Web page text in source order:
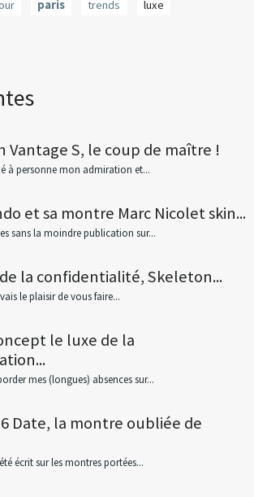
paris trends luxe
Vantage S, le coup de maître !
à personne mon admiration et...
et sa montre Marc Nicolet skin...
sans la moindre publication sur...
la confidentialité, Skeleton...
le plaisir de vous faire...
le luxe de la
mes (longues) absences sur...
Date, la montre oubliée de
écrit sur les montres portées...